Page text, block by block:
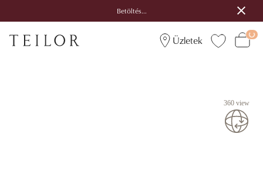
Betöltés...
Üzletek
360 view